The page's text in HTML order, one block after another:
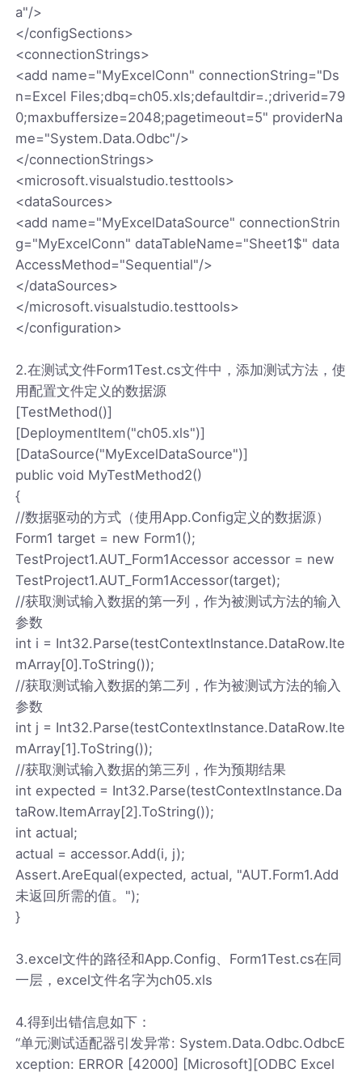
a"/>
</configSections>
<connectionStrings>
<add name="MyExcelConn" connectionString="Ds
n=Excel Files;dbq=ch05.xls;defaultdir=.;driverid=79
0;maxbuffersize=2048;pagetimeout=5" providerNa
me="System.Data.Odbc"/>
</connectionStrings>
<microsoft.visualstudio.testtools>
<dataSources>
<add name="MyExcelDataSource" connectionStrin
g="MyExcelConn" dataTableName="Sheet1$" data
AccessMethod="Sequential"/>
</dataSources>
</microsoft.visualstudio.testtools>
</configuration>
2.在测试文件Form1Test.cs文件中，添加测试方法，使
用配置文件定义的数据源
[TestMethod()]
[DeploymentItem("ch05.xls")]
[DataSource("MyExcelDataSource")]
public void MyTestMethod2()
{
//数据驱动的方式（使用App.Config定义的数据源）
Form1 target = new Form1();
TestProject1.AUT_Form1Accessor accessor = new
TestProject1.AUT_Form1Accessor(target);
//获取测试输入数据的第一列，作为被测试方法的输入
参数
int i = Int32.Parse(testContextInstance.DataRow.Ite
mArray[0].ToString());
//获取测试输入数据的第二列，作为被测试方法的输入
参数
int j = Int32.Parse(testContextInstance.DataRow.Ite
mArray[1].ToString());
//获取测试输入数据的第三列，作为预期结果
int expected = Int32.Parse(testContextInstance.Da
taRow.ItemArray[2].ToString());
int actual;
actual = accessor.Add(i, j);
Assert.AreEqual(expected, actual, "AUT.Form1.Add
未返回所需的值。");
}
3.excel文件的路径和App.Config、Form1Test.cs在同
一层，excel文件名字为ch05.xls
4.得到出错信息如下：
“单元测试适配器引发异常: System.Data.Odbc.OdbcE
xception: ERROR [42000] [Microsoft][ODBC Excel